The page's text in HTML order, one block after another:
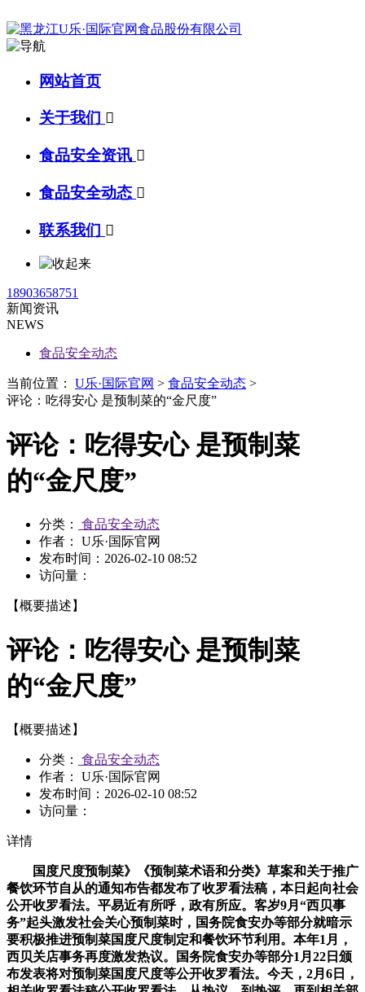
网站首页
关于我们 
食品安全资讯 
食品安全动态 
联系我们 
18903658751
新闻资讯
NEWS
食品安全动态
当前位置： U乐·国际官网 > 食品安全动态 >
评论：吃得安心 是预制菜的“金尺度”
评论：吃得安心 是预制菜
的“金尺度”
分类：
食品安全动态
作者： U乐·国际官网
发布时间： 2026-02-10 08:52
访问量：
【概要描述】
评论：吃得安心 是预制菜
的“金尺度”
【概要描述】
分类：
食品安全动态
作者： U乐·国际官网
发布时间： 2026-02-10 08:52
访问量：
详情
国度尺度预制菜》《预制菜术语和分类》草案和关于推广
餐饮环节自从的通知布告都发布了收罗看法稿，本日起向社会
公开收罗看法。平易近有所呼，政有所应。客岁9月“西贝事
务”起头激发社会关心预制菜时，国务院食安办等部分就暗示
要积极推进预制菜国度尺度制定和餐饮环节利用。本年1月，
西贝关店事务再度激发热议。国务院食安办等部分1月22日颁
布发表将对预制菜国度尺度等公开收罗看法。今天，2月6日，